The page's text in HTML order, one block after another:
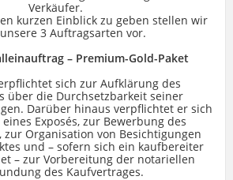
Verkäufer.
kurzen Einblick zu geben stellen wir
3 Auftragsarten vor.
– Premium-Gold-Paket
sich zur Aufklärung des
über die Durchsetzbarkeit seiner
Darüber hinaus verpflichtet er sich
Exposés, zur Bewerbung des
zur Organisation von Besichtigungen
und – sofern sich ein kaufbereiter
– zur Vorbereitung der notariellen
des Kaufvertrages.